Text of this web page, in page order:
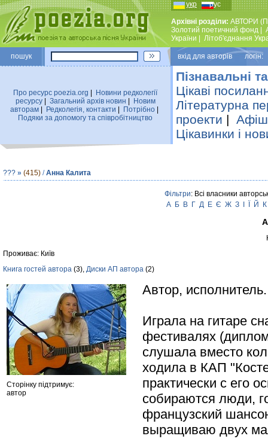
укр рус
Архівні розділи: АВТОРИ
Золотий поетичний фонд
України
Лiтоб'єднання
пошук вхiд для авторiв логін:
Про ресурс poezia.org
Новини редколегiї
ресурсу| Загальний архiв новин
Новим
авторам
Редколегiя, контакти Потрiбно
Подяки за допомогу та співробітництво
Пізнавальні
Цікаві
Літературна
проекти |
Цікавинки і
??? » (415) /Анна Калита
Фільтри: Всі власники
А Б В Г Д Е Є Ж З Й К
Проживає: Київ
Книга гостей автора (3), Диски АП автора (2)
Сторінку підтримує:
автор
Автор,
Играла на гитаре
фестивалях
слушала вместо
ходила в КАП
практически с его
собираются люди,
французский
выращиваю двух